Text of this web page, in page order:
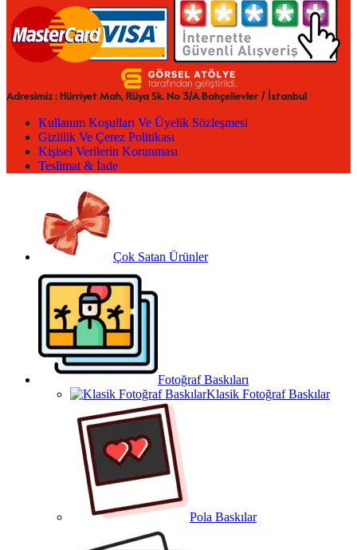
Adresimiz : Hürriyet Mah, Rüya Sk. No 3/A Bahçelievler / İstanbul
Kullanım Koşulları Ve Üyelik Sözleşmesi
Gizlilik Ve Çerez Politikası
Kişisel Verilerin Korunması
Teslimat & İade
Çok Satan Ürünler
Fotoğraf Baskıları
Klasik Fotoğraf Baskılar
Pola Baskılar